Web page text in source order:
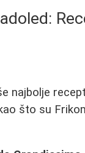
najbolje
što su